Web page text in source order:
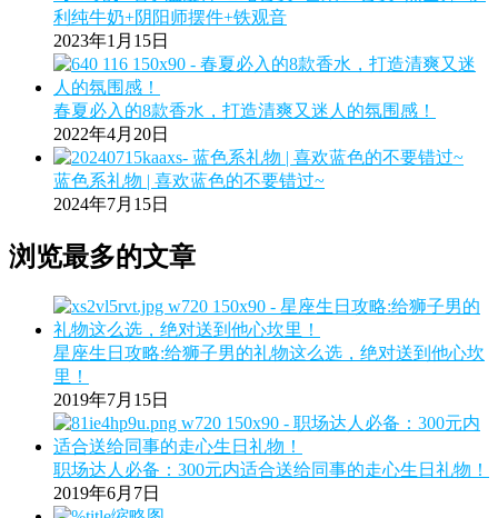
利纯牛奶+阴阳师摆件+铁观音
2023年1月15日
春夏必入的8款香水，打造清爽又迷人的氛围感！
2022年4月20日
蓝色系礼物 | 喜欢蓝色的不要错过~
2024年7月15日
浏览最多的文章
星座生日攻略:给狮子男的礼物这么选，绝对送到他心坎
里！
2019年7月15日
职场达人必备：300元内适合送给同事的走心生日礼物！
2019年6月7日